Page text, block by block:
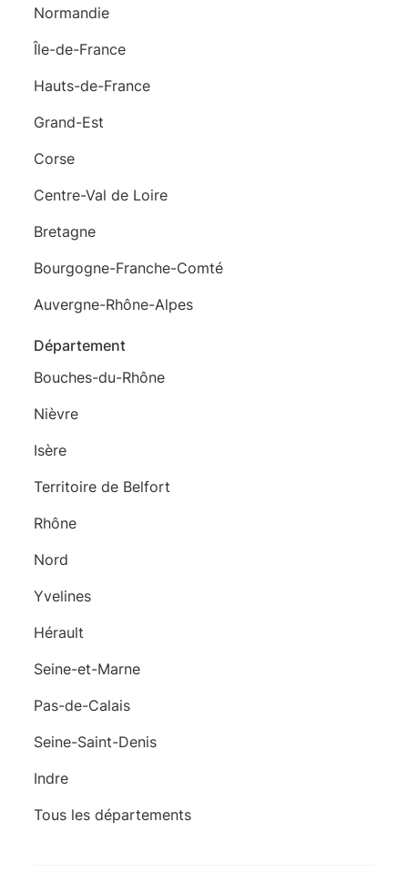
Normandie
Île-de-France
Hauts-de-France
Grand-Est
Corse
Centre-Val de Loire
Bretagne
Bourgogne-Franche-Comté
Auvergne-Rhône-Alpes
Département
Bouches-du-Rhône
Nièvre
Isère
Territoire de Belfort
Rhône
Nord
Yvelines
Hérault
Seine-et-Marne
Pas-de-Calais
Seine-Saint-Denis
Indre
Tous les départements